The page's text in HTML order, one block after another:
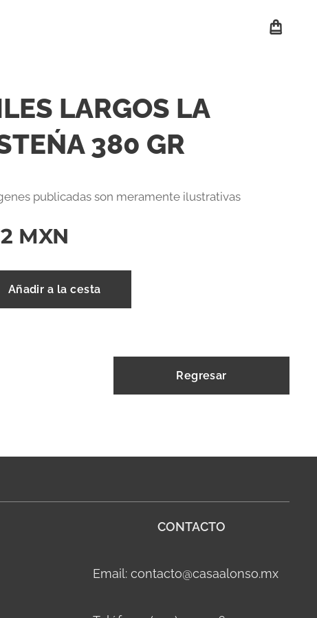
LARGOS LA
380 GR
publicadas son meramente ilustrativas
MXN
Añadir a la cesta
Regresar
CONTACTO
Email: contacto@casaalonso.mx